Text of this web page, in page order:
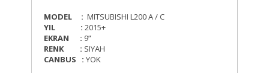
MODEL :MITSUBISHI L200 A / C
YIL : 2015+
EKRAN : 9”
RENK : SIYAH
CANBUS : YOK